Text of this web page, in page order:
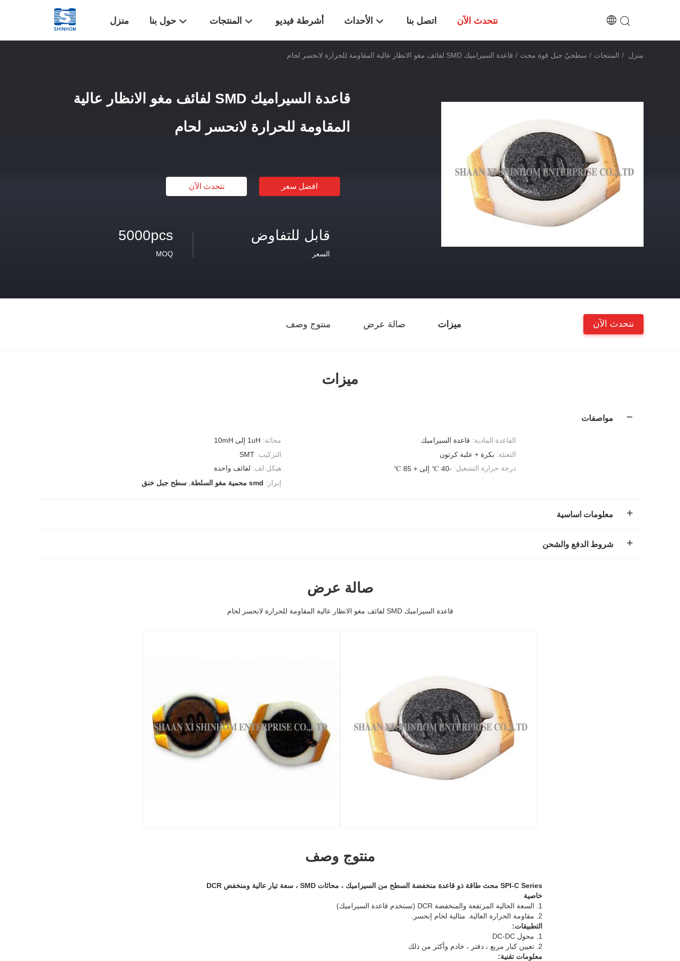
منزل حول بنا المنتجات أشرطة فيديو الأحداث اتصل بنا نتحدث الآن
منزل / المنتجات / سطحيّ جبل قوة محث / قاعدة السيراميك SMD لفائف مغو الانظار عالية المقاومة للحرارة لانحسر لحام
قاعدة السيراميك SMD لفائف مغو الانظار عالية
المقاومة للحرارة لانحسر لحام
افضل سعر نتحدث الآن
5000pcs
MOQ
قابل للتفاوض
السعر
ميزات صالة عرض منتوج وصف نتحدث الآن
ميزات
مواصفات
محاثة: 1uH إلى 10mH القاعدة المادية: قاعدة السيراميك
التركيب: SMT التعبئة: بكرة + علبة كرتون
هيكل لف: لفائف واحدة درجة حرارة التشغيل: -40 ℃ إلى + 85 ℃
إبراز: smd محمية مغو السلطة سطح جبل خنق
معلومات اساسية
شروط الدفع والشحن
صالة عرض
قاعدة السيراميك SMD لفائف مغو الانظار عالية المقاومة للحرارة لانحسر لحام
منتوج وصف
SPI-C Series محث طاقة ذو قاعدة منخفضة السطح من السيراميك ، محاثات SMD ، سعة تيار عالية ومنخفض DCR
خاصية
1. السعة الحالية المرتفعة والمنخفضة DCR (تستخدم قاعدة السيراميك)
2. مقاومة الحرارة العالية.
مثالية لحام إنحسر.
التطبيقات:
1. محول DC-DC
2. تعيين كبار مربع ، دفتر ، خادم وأكثر من ذلك
معلومات تقنية: